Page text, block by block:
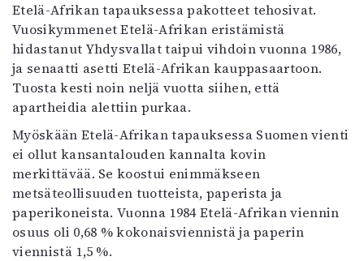
Etelä-Afrikan tapauksessa pakotteet tehosivat.
Vuosikymmenet Etelä-Afrikan eristämistä
hidastanut Yhdysvallat taipui vihdoin vuonna 1986,
ja senaatti asetti Etelä-Afrikan kauppasaartoon.
Tuosta kesti noin neljä vuotta siihen, että
apartheidia alettiin purkaa.
Myöskään Etelä-Afrikan tapauksessa Suomen vienti
ei ollut kansantalouden kannalta kovin
merkittävää. Se koostui enimmäkseen
metsäteollisuuden tuotteista, paperista ja
paperikoneista. Vuonna 1984 Etelä-Afrikan viennin
osuus oli 0,68 % kokonaisviennistä ja paperin
viennistä 1,5 %.